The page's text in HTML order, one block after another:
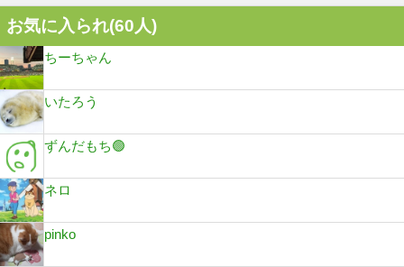
お気に入られ(60人)
ちーちゃん
いたろう
ずんだもち🟢
ネロ
pinko